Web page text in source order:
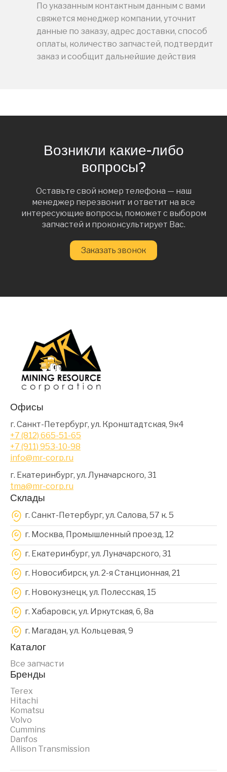
По указанным контактным данным с вами
свяжется менеджер компании, уточнит
данные по заказу, адрес доставки, способ
оплаты, количество запчастей, подтвердит
заказ и сообщит дальнейшие действия
Возникли какие-либо
вопросы?
Оставьте свой номер телефона — наш
менеджер перезвонит и ответит на все
интересующие вопросы, поможет с выбором
запчастей и проконсультирует Вас.
Заказать звонок
Офисы
г. Санкт-Петербург, ул. Кронштадтская, 9к4
+7 (812) 665-51-65
+7 (911) 953-10-98
info@mr-corp.ru
г. Екатеринбург, ул. Луначарского, 31
tma@mr-corp.ru
Склады
г. Санкт-Петербург, ул. Салова, 57 к. 5
г. Москва, Промышленный проезд, 12
г. Екатеринбург, ул. Луначарского, 31
г. Новосибирск, ул. 2-я Станционная, 21
г. Новокузнецк, ул. Полесская, 15
г. Хабаровск, ул. Иркутская, 6, 8a
г. Магадан, ул. Кольцевая, 9
Каталог
Все запчасти
Бренды
Terex
Hitachi
Komatsu
Volvo
Cummins
Danfos
Allison Transmission